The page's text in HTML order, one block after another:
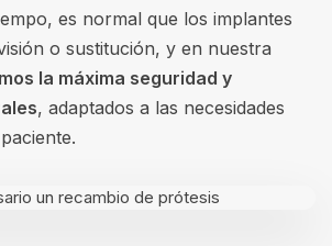
es normal que los implantes
o sustitución, y en nuestra
la máxima seguridad y
, adaptados a las necesidades